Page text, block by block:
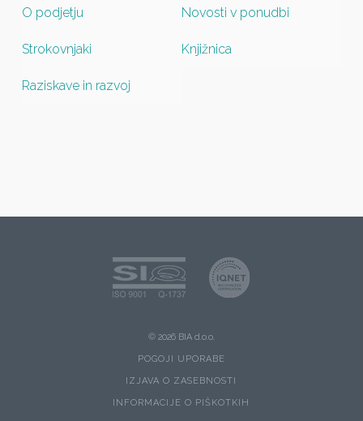
O podjetju
Strokovnjaki
Raziskave in razvoj
Novosti v ponudbi
Knjižnica
© 2026 BIA d.o.o.
POGOJI UPORABE
IZJAVA O ZASEBNOSTI
INFORMACIJE O PIŠKOTKIH